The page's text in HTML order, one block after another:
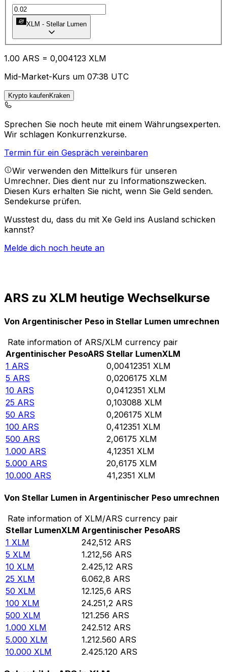
XLM - Stellar Lumen
1.00 ARS = 0,004123 XLM
Mid-Market-Kurs um 07:38 UTC
Krypto kaufenKraken
Sprechen Sie noch heute mit einem Währungsexperten.
Wir schlagen Konkurrenzkurse.
Termin für ein Gespräch vereinbaren
Wir verwenden den Mittelkurs für unseren
Umrechner. Dies dient nur zu Informationszwecken.
Diesen Kurs erhalten Sie nicht, wenn Sie Geld senden.
Sendekurse prüfen.
Wusstest du, dass du mit Xe Geld ins Ausland schicken
kannst?
Melde dich noch heute an
ARS zu XLM heutige Wechselkurse
Von Argentinischer Peso in Stellar Lumen umrechnen
Rate information of ARS/XLM currency pair
Argentinischer PesoARS Stellar LumenXLM
1 ARS 0,00412351 XLM
5 ARS 0,0206175 XLM
10 ARS 0,0412351 XLM
25 ARS 0,103088 XLM
50 ARS 0,206175 XLM
100 ARS 0,412351 XLM
500 ARS 2,06175 XLM
1.000 ARS 4,12351 XLM
5.000 ARS 20,6175 XLM
10.000 ARS 41,2351 XLM
Von Stellar Lumen in Argentinischer Peso umrechnen
Rate information of XLM/ARS currency pair
Stellar LumenXLM Argentinischer PesoARS
1 XLM 242,512 ARS
5 XLM 1.212,56 ARS
10 XLM 2.425,12 ARS
25 XLM 6.062,8 ARS
50 XLM 12.125,6 ARS
100 XLM 24.251,2 ARS
500 XLM 121.256 ARS
1.000 XLM 242.512 ARS
5.000 XLM 1.212.560 ARS
10.000 XLM 2.425.120 ARS